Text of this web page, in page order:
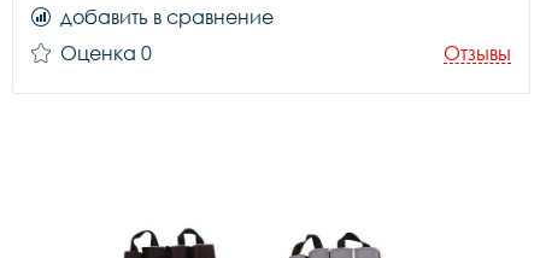
добавить в сравнение
Оценка 0
Отзывы